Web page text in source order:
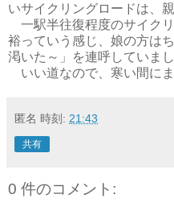
いサイクリングロードは、
一駅半往復程度のサイク
裕っていう感じ、娘の方は
渇いた～」を連呼していまし
いい道なので、寒い間にま
匿名 時刻: 21:43
共有
0 件のコメント: